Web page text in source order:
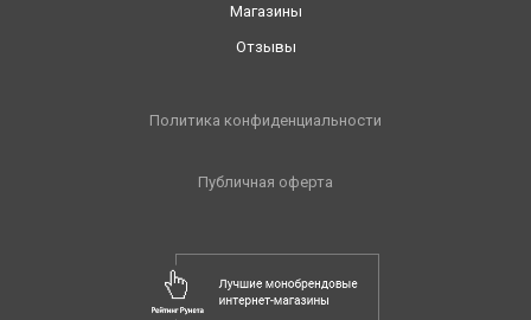
Магазины
Отзывы
Политика конфиденциальности
Публичная оферта